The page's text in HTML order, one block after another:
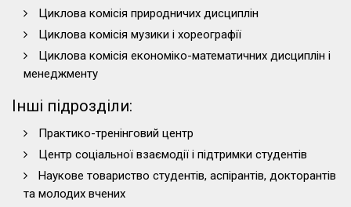
Циклова комісія природничих дисциплін
Циклова комісія музики і хореографії
Циклова комісія економіко-математичних дисциплін і
менеджменту
Інші підрозділи:
Практико-тренінговий центр
Центр соціальної взаємодії і підтримки студентів
Наукове товариство студентів, аспірантів, докторантів
та молодих вчених